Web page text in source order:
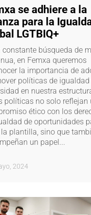
se adhiere a la
para la
LGTBIQ+
constante búsqueda de
en Femxa queremos
la importancia de
políticas de igualdad
en nuestra
políticas no solo reflejan
ético con los
de oportunidades
plantilla, sino que
un papel...
2024